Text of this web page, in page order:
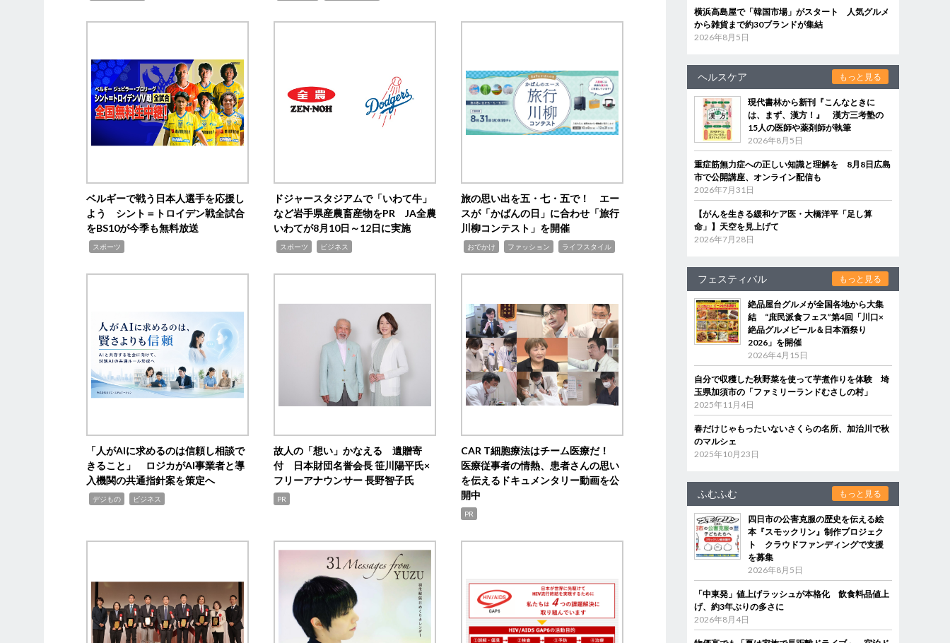
ベルギーで戦う日本人選手を応援し
よう シント＝トロイデン戦全試合
をBS10が今季も無料放送
スポーツ
ドジャースタジアムで「いわて牛」
など岩手県産農畜産物をPR JA全農
いわてが8月10日～12日に実施
スポーツ ビジネス
旅の思い出を五・七・五で！ エー
スが「かばんの日」に合わせ「旅行
川柳コンテスト」を開催
おでかけ ファッション ライフスタイル
「人がAIに求めるのは信頼し相談で
きること」 ロジカがAI事業者と導
入機関の共通指針案を策定へ
デジもの ビジネス
故人の「想い」かなえる 遺贈寄
付 日本財団名誉会長 笹川陽平氏×
フリーアナウンサー 長野智子氏
PR
CAR T細胞療法はチーム医療だ！
医療従事者の情熱、患者さんの思い
を伝えるドキュメンタリー動画を公
開中
PR
横浜高島屋で「韓国市場」がスタート 人気グルメ
から雑貨まで約30ブランドが集結
2026年8月5日
ヘルスケア もっと見る
現代書林から新刊『こんなときに
は、まず、漢方！』 漢方三考塾の
15人の医師や薬剤師が執筆
2026年8月5日
重症筋無力症への正しい知識と理解を 8月8日広島
市で公開講座、オンライン配信も
2026年7月31日
【がんを生きる緩和ケア医・大橋洋平「足し算
命」】天空を見上げて
2026年7月28日
フェスティバル もっと見る
絶品屋台グルメが全国各地から大集
結 “庶民派食フェス”第4回「川口×
絶品グルメビール＆日本酒祭り
2026」を開催
2026年4月15日
自分で収穫した秋野菜を使って芋煮作りを体験 埼
玉県加須市の「ファミリーランドむさしの村」
2025年11月4日
春だけじゃもったいないさくらの名所、加治川で秋
のマルシェ
2025年10月23日
ふむふむ もっと見る
四日市の公害克服の歴史を伝える絵
本『スモックリン』制作プロジェク
ト クラウドファンディングで支援
を募集
2026年8月5日
「中東発」値上げラッシュが本格化 飲食料品値上
げ、約3年ぶりの多さに
2026年8月4日